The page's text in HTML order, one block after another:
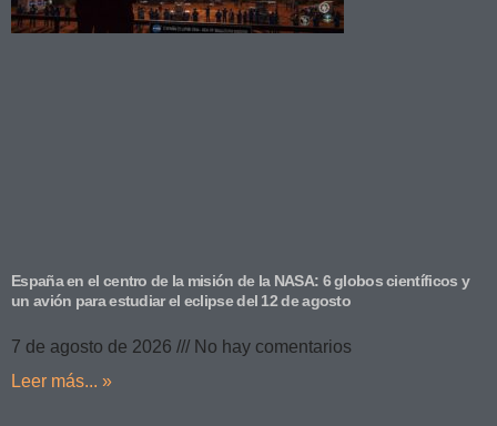
España en el centro de la misión de la NASA: 6 globos científicos y
un avión para estudiar el eclipse del 12 de agosto
7 de agosto de 2026
No hay comentarios
Leer más... »